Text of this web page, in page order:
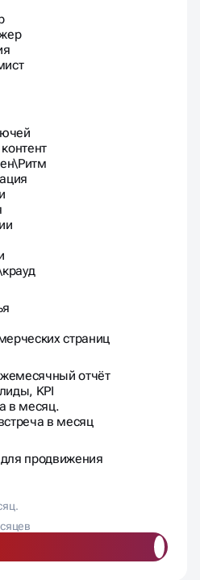
страниц
отчёт
KPI
в месяц.
в месяц
продвижения